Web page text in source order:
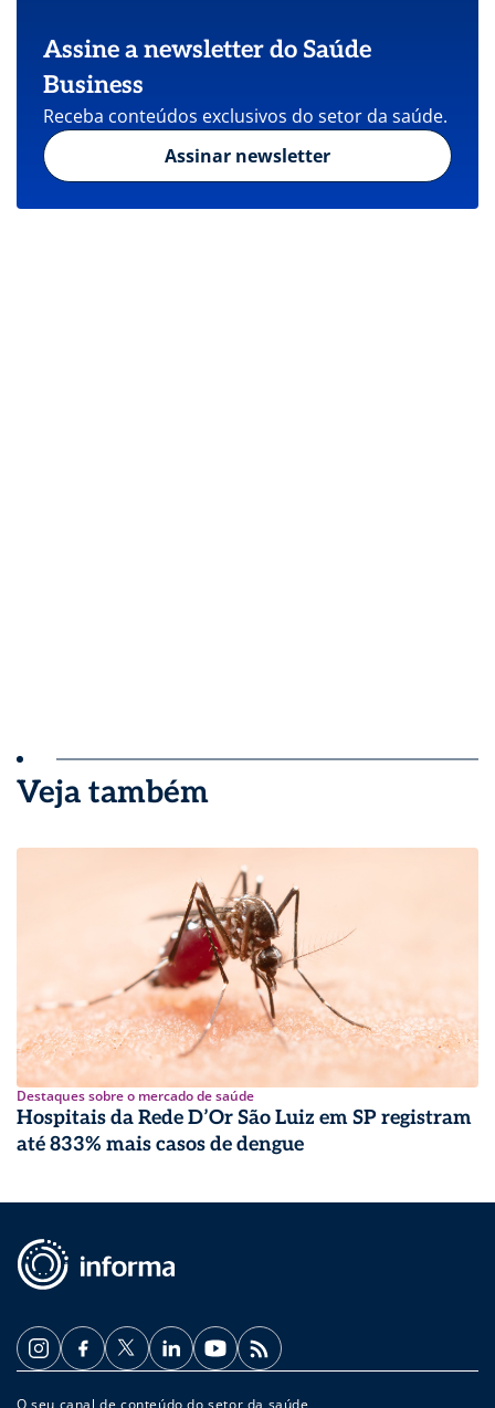
Assine a newsletter do Saúde
Business
Receba conteúdos exclusivos do setor da saúde.
Assinar newsletter
Veja também
Destaques sobre o mercado de saúde
Hospitais da Rede D’Or São Luiz em SP registram
até 833% mais casos de dengue